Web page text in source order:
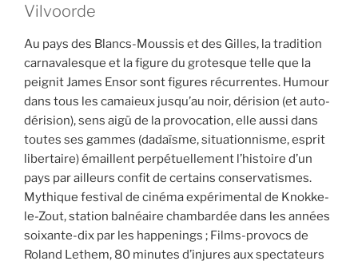
Vilvoorde
Au pays des Blancs-Moussis et des Gilles, la tradition
carnavalesque et la figure du grotesque telle que la
peignit James Ensor sont figures récurrentes. Humour
dans tous les camaieux jusqu’au noir, dérision (et auto-
dérision), sens aigü de la provocation, elle aussi dans
toutes ses gammes (dadaïsme, situationnisme, esprit
libertaire) émaillent perpétuellement l’histoire d’un
pays par ailleurs confit de certains conservatismes.
Mythique festival de cinéma expérimental de Knokke-
le-Zout, station balnéaire chambardée dans les années
soixante-dix par les happenings ; Films-provocs de
Roland Lethem, 80 minutes d’injures aux spectateurs